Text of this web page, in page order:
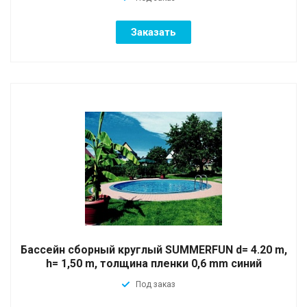
Заказать
Бассейн сборный круглый SUMMERFUN d= 4.20 m,
h= 1,50 m, толщина пленки 0,6 mm синий
Под заказ